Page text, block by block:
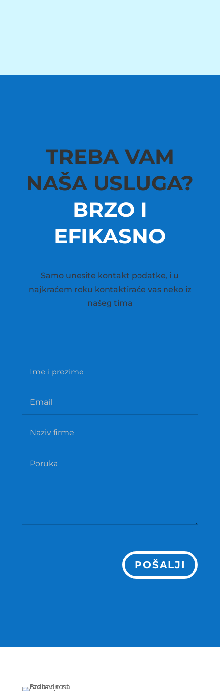
TREBA VAM
NAŠA USLUGA?
BRZO I
EFIKASNO
Samo unesite kontakt podatke, i u
najkraćem roku kontaktiraće vas neko iz
našeg tima
POŠALJI